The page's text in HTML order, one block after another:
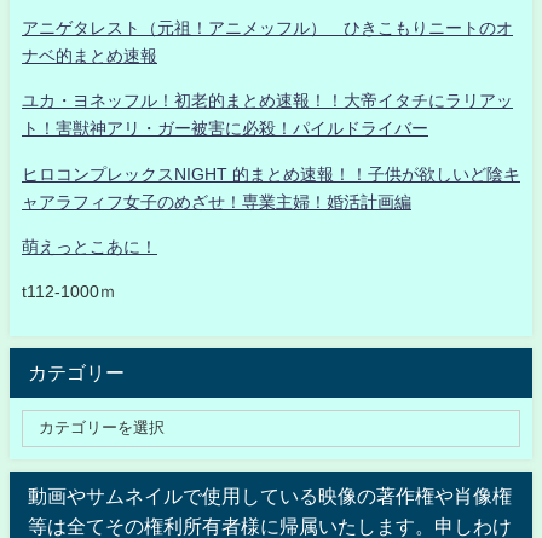
アニゲタレスト（元祖！アニメッフル） ひきこもりニートのオ
ナベ的まとめ速報
ユカ・ヨネッフル！初老的まとめ速報！！大帝イタチにラリアッ
ト！害獣神アリ・ガー被害に必殺！パイルドライバー
ヒロコンプレックスNIGHT 的まとめ速報！！子供が欲しいど陰キ
ャアラフィフ女子のめざせ！専業主婦！婚活計画編
萌えっとこあに！
t112-1000ｍ
カテゴリー
動画やサムネイルで使用している映像の著作権や肖像権
等は全てその権利所有者様に帰属いたします。申しわけ